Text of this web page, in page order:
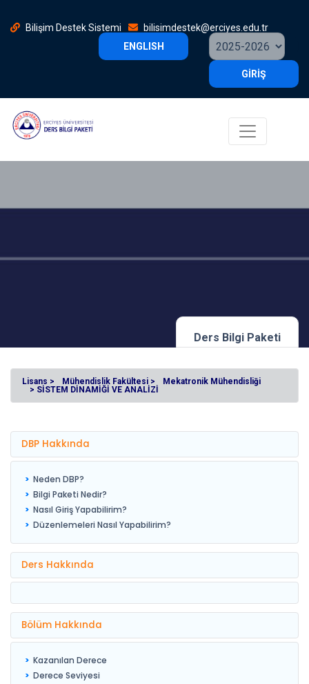
Bilişim Destek Sistemi
bilisimdestek@erciyes.edu.tr
ENGLISH
GİRİŞ
Ders Bilgi Paketi
Lisans > Mühendislik Fakültesi >
Mekatronik Mühendisliği
> SİSTEM DİNAMİĞİ VE ANALİZİ
DBP Hakkında
Neden DBP?
Bilgi Paketi Nedir?
Nasıl Giriş Yapabilirim?
Düzenlemeleri Nasıl Yapabilirim?
Ders Hakkında
Bölüm Hakkında
Kazanılan Derece
Derece Seviyesi